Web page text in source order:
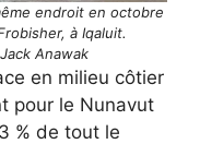
endroit en octobre
à Iqaluit.
Anawak
en milieu côtier
pour le Nunavut
% de tout le